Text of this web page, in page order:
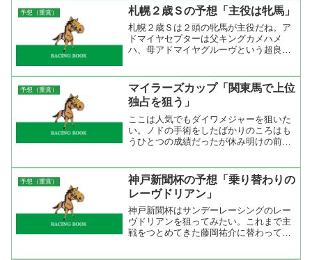
というのは速い。これだけ速い上がりを
初出走で出せるというのは...
予想（重賞） 札幌２歳Ｓの予想「主役は牝馬」
札幌２歳Ｓは２頭の牝馬が主役だね。ア
ドマイヤセプターは父キングカメハメ
ハ、母アドマイヤグルーヴという超良
良血。どちらも新馬戦を勝っての出走だ
が勝ち方に余裕があっただけに...
予想（重賞）
マイラーズカップ「関東馬で上位
独占を狙う」
ここは人気でもダイワメジャーを狙いた
い。ノドの手術をしたばかりのころはも
うひとつの成績だったが休み明けの前走
ん張れたのは力があればこそ。朝の開催
情報をみると阪神競馬場は...
予想（重賞）
神戸新聞杯の予想「乗り替わりの
レーヴドリアン」
神戸新聞杯はサンデーレーシングのレー
ヴドリアンを狙ってみたい。これまで主
戦をつとめてきた藤岡祐介に替わって手